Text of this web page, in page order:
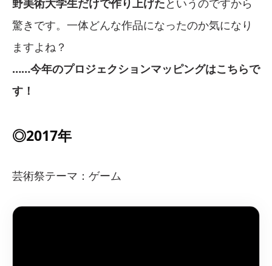
野美術大学生だけで作り上げたというのですから
驚きです。一体どんな作品になったのか気になり
ますよね？
……今年のプロジェクションマッピングはこちらで
す！
◎2017年
芸術祭テーマ：ゲーム